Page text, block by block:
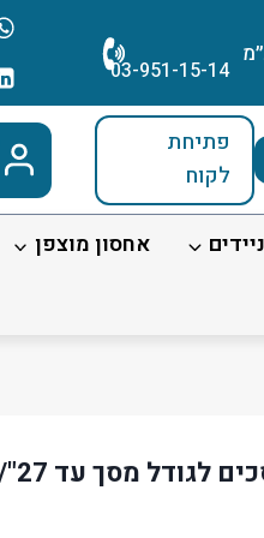
03-951-15-14
פתיחת
לקוח
אחסון מוצפן